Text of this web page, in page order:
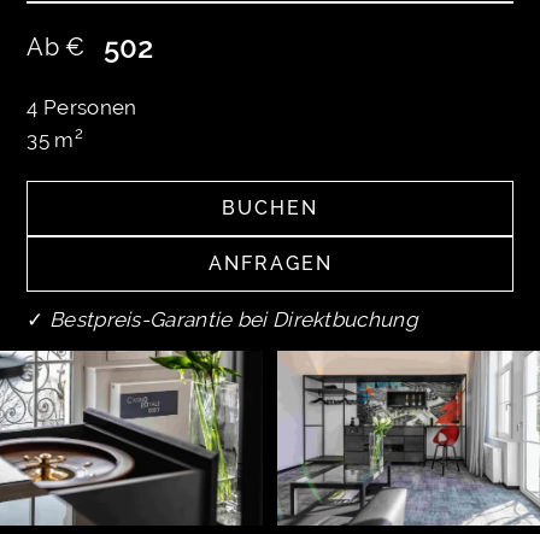
Ab € 502
4 Personen
35 m2
BUCHEN
BUCHEN
ANFRAGEN
ANFRAGEN
✓ Bestpreis-Garantie bei Direktbuchung